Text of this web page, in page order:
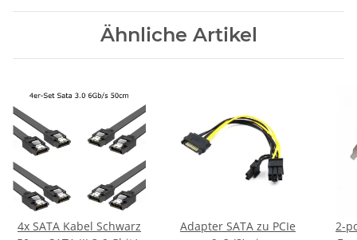
Ähnliche Artikel
4x SATA Kabel Schwarz
Adapter SATA zu PCIe
2-